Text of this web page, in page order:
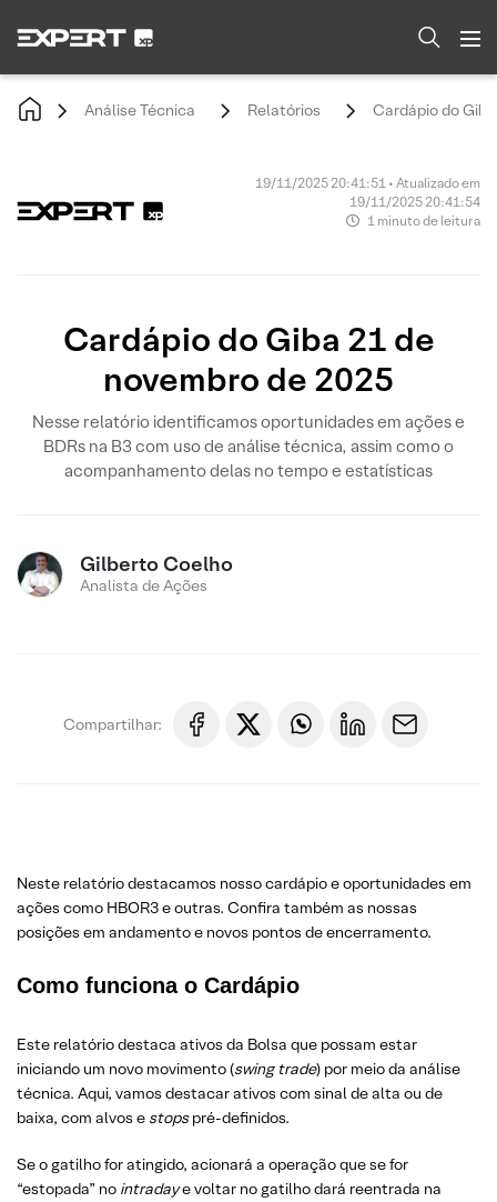
Análise Técnica Relatórios Cardápio do
19/11/2025 20:41:51 • Atualizado em
19/11/2025 20:41:54
1 minuto de leitura
Cardápio do Giba 21 de
novembro de 2025
Nesse relatório identificamos oportunidades em ações e
BDRs na B3 com uso de análise técnica, assim como o
acompanhamento delas no tempo e estatísticas
Gilberto Coelho
Analista de Ações
Compartilhar:
Neste relatório destacamos nosso cardápio e oportunidades em
ações como HBOR3 e outras. Confira também as nossas
posições em andamento e novos pontos de encerramento.
Como funciona o Cardápio
Este relatório destaca ativos da Bolsa que possam estar
iniciando um novo movimento (swing trade) por meio da análise
técnica. Aqui, vamos destacar ativos com sinal de alta ou de
baixa, com alvos e stopspré-definidos.
Se o gatilho for atingido, acionará a operação que se for
“estopada” no intradaye voltar no gatilho dará reentrada na